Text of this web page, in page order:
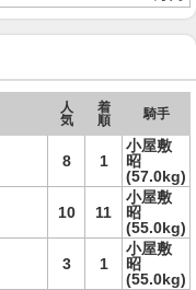
人
気
着
順
騎手
8 1
小屋敷
昭
(57.0kg)
10 11
小屋敷
昭
(55.0kg)
3 1
小屋敷
昭
(55.0kg)